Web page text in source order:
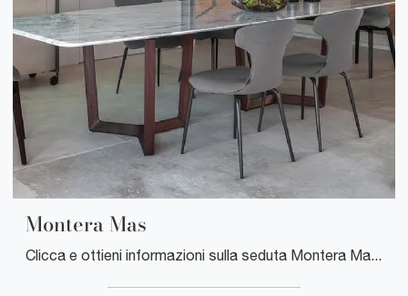
Montera Mas
Clicca e ottieni informazioni sulla seduta Montera Mas di Poltrona Frau in tessuto: le più esclusive Sedie fisse moderne ti attendono.